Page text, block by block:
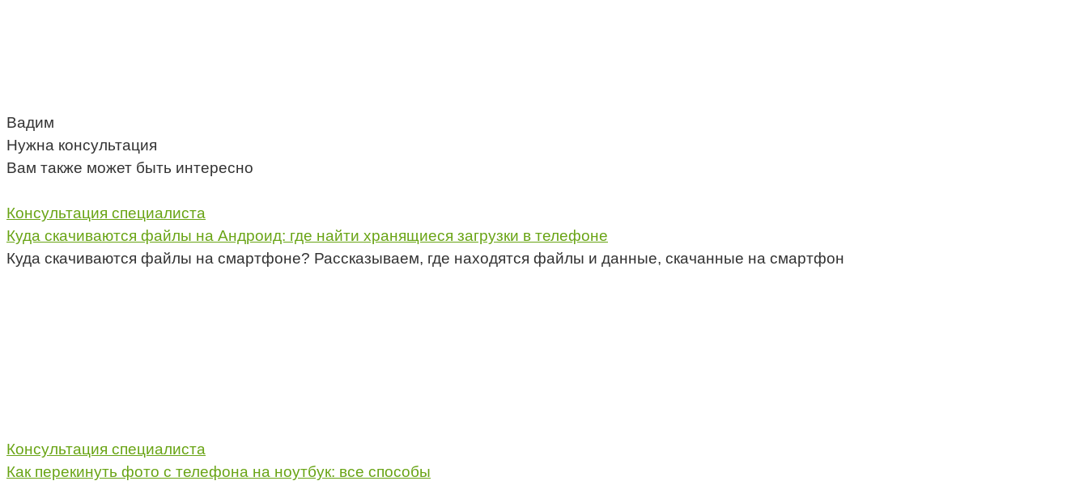
Вадим
Нужна консультация
Вам также может быть интересно
Консультация специалиста
Куда скачиваются файлы на Андроид: где найти хранящиеся загрузки в телефоне
Куда скачиваются файлы на смартфоне? Рассказываем, где находятся файлы и данные, скачанные на смартфон
Консультация специалиста
Как перекинуть фото с телефона на ноутбук: все способы